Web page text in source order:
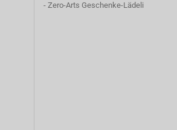
- Zero-Arts Geschenke-Lädeli